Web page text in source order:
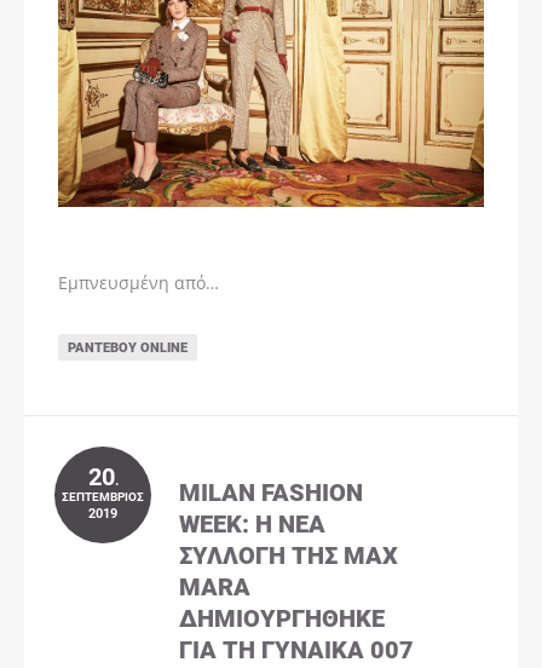
Εμπνευσμένη από…
ΡΑΝΤΕΒΟΎ ONLINE
20.
ΣΕΠΤΈΜΒΡΙΟΣ
2019
MILAN FASHION
WEEK: Η ΝΈΑ
ΣΥΛΛΟΓΉ ΤΗΣ MAX
MARA
ΔΗΜΙΟΥΡΓΉΘΗΚΕ
ΓΙΑ ΤΗ ΓΥΝΑΊΚΑ 007